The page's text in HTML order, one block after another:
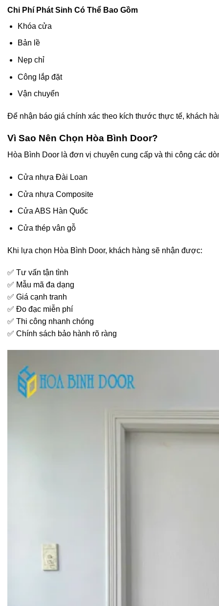
Chi Phí Phát Sinh Có Thể Bao Gồm
Khóa cửa
Bản lề
Nẹp chỉ
Công lắp đặt
Vận chuyển
Để nhận báo giá chính xác theo kích thước thực tế, khách
Vì Sao Nên Chọn Hòa Bình Door?
Hòa Bình Door là đơn vị chuyên cung cấp và thi công các
Cửa nhựa Đài Loan
Cửa nhựa Composite
Cửa ABS Hàn Quốc
Cửa thép vân gỗ
Khi lựa chọn Hòa Bình Door, khách hàng sẽ nhận được:
✅ Tư vấn tận tình
✅ Mẫu mã đa dạng
✅ Giá cạnh tranh
✅ Đo đạc miễn phí
✅ Thi công nhanh chóng
✅ Chính sách bảo hành rõ ràng